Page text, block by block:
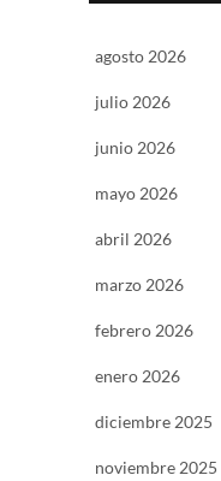
agosto 2026
julio 2026
junio 2026
mayo 2026
abril 2026
marzo 2026
febrero 2026
enero 2026
diciembre 2025
noviembre 2025